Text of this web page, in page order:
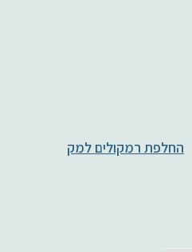
החלפת רמקולים למק